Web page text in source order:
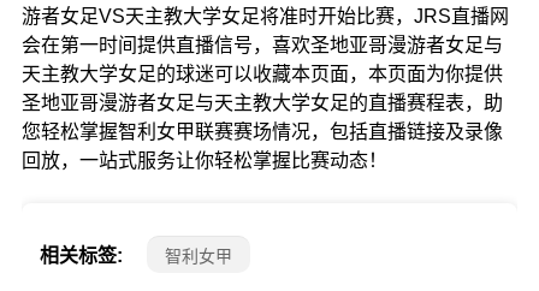
游者女足VS天主教大学女足将准时开始比赛，JRS直播网
会在第一时间提供直播信号，喜欢圣地亚哥漫游者女足与
天主教大学女足的球迷可以收藏本页面，本页面为你提供
圣地亚哥漫游者女足与天主教大学女足的直播赛程表，助
您轻松掌握智利女甲联赛赛场情况，包括直播链接及录像
回放，一站式服务让你轻松掌握比赛动态！
相关标签: 智利女甲